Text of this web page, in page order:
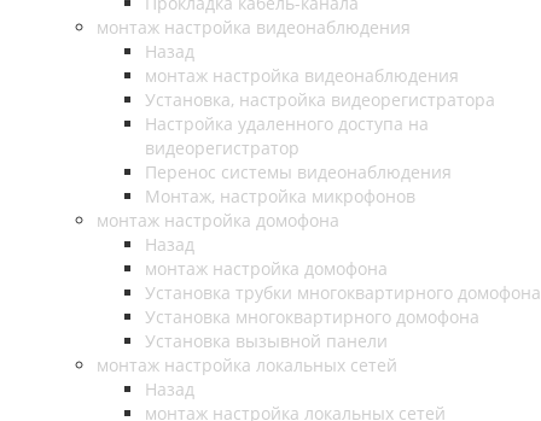
монтаж настройка видеонаблюдения
Назад
монтаж настройка видеонаблюдения
Установка, настройка видеорегистратора
Настройка удаленного доступа на
видеорегистратор
Перенос системы видеонаблюдения
Монтаж, настройка микрофонов
монтаж настройка домофона
Назад
монтаж настройка домофона
Установка трубки многоквартирного домофона
Установка многоквартирного домофона
Установка вызывной панели
монтаж настройка локальных сетей
Назад
монтаж настройка локальных сетей